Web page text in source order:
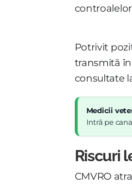
Potrivit
transmită
consultate
Medicii
Intră pe
Riscuri
CMVRO